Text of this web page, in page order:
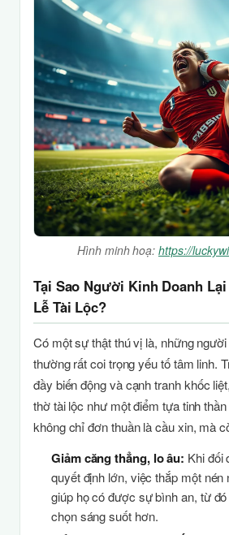
Hình minh hoạ: https://
Tại Sao Người Kinh Doanh
Lễ Tài Lộc?
Có một sự thật thú vị là, những
thường rất coi trọng yếu tố tâm linh.
đầy biến động và cạnh tranh khốc
thờ tài lộc như một điểm tựa tinh
không chỉ đơn thuần là cầu xin, mà
Giảm căng thẳng, lo âu: Khi đối
quyết định lớn, việc thắp một nén
giúp họ có được sự bình an, từ
chọn sáng suốt hơn.